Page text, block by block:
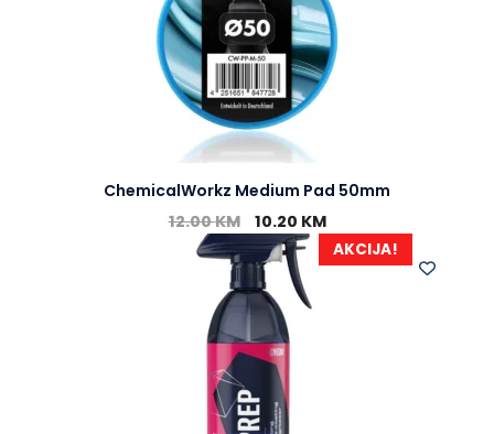
ChemicalWorkz Medium Pad 50mm
12.00KM 10.20 KM
AKCIJA!